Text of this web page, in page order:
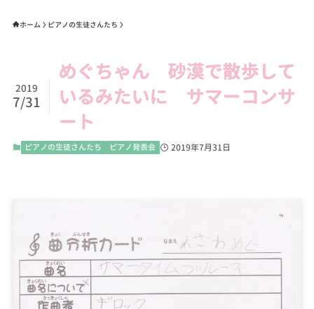
ホーム ピアノの生徒さんたち
めぐちゃん 砂漠で散歩して
いるみたいに サマーコンサ
ート
2019
7/31
ピアノの生徒さんたち ピアノ発表会 2019年7月31日